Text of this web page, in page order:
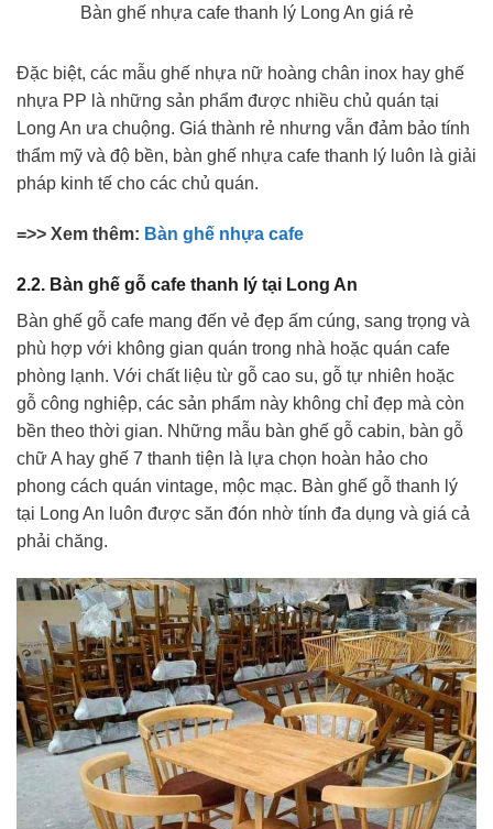
Bàn ghế nhựa cafe thanh lý Long An giá rẻ
Đặc biệt, các mẫu ghế nhựa nữ hoàng chân inox hay ghế
nhựa PP là những sản phẩm được nhiều chủ quán tại
Long An ưa chuộng. Giá thành rẻ nhưng vẫn đảm bảo tính
thẩm mỹ và độ bền, bàn ghế nhựa cafe thanh lý luôn là giải
pháp kinh tế cho các chủ quán.
=>> Xem thêm: Bàn ghế nhựa cafe
2.2. Bàn ghế gỗ cafe thanh lý tại Long An
Bàn ghế gỗ cafe mang đến vẻ đẹp ấm cúng, sang trọng và
phù hợp với không gian quán trong nhà hoặc quán cafe
phòng lạnh. Với chất liệu từ gỗ cao su, gỗ tự nhiên hoặc
gỗ công nghiệp, các sản phẩm này không chỉ đẹp mà còn
bền theo thời gian. Những mẫu bàn ghế gỗ cabin, bàn gỗ
chữ A hay ghế 7 thanh tiện là lựa chọn hoàn hảo cho
phong cách quán vintage, mộc mạc. Bàn ghế gỗ thanh lý
tại Long An luôn được săn đón nhờ tính đa dụng và giá cả
phải chăng.